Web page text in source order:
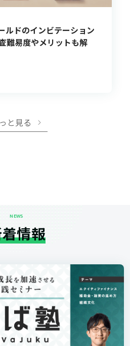
ルドのインビテーション
難易度やメリットも解
と見る
NEWS
情報